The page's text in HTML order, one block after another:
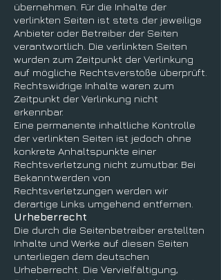
übernehmen. Für die Inhalte der
verlinkten Seiten ist stets der jeweilige
Anbieter oder Betreiber der Seiten
verantwortlich. Die verlinkten Seiten
wurden zum Zeitpunkt der Verlinkung
auf mögliche Rechtsverstöße überprüft.
Rechtswidrige Inhalte waren zum
Zeitpunkt der Verlinkung nicht
erkennbar.
Eine permanente inhaltliche Kontrolle
der verlinkten Seiten ist jedoch ohne
konkrete Anhaltspunkte einer
Rechtsverletzung nicht zumutbar. Bei
Bekanntwerden von
Rechtsverletzungen werden wir
derartige Links umgehend entfernen.
Urheberrecht
Die durch die Seitenbetreiber erstellten
Inhalte und Werke auf diesen Seiten
unterliegen dem deutschen
Urheberrecht. Die Vervielfältigung,